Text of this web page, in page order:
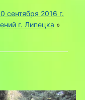
сентября 2016 г.
г. Липецка »